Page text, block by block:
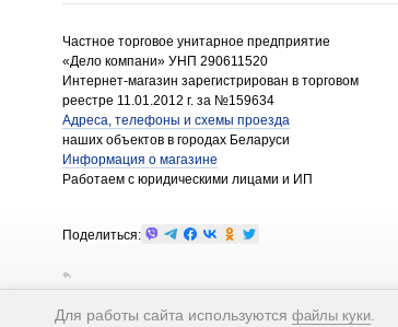
Частное торговое унитарное предприятие
«Дело компани» УНП 290611520
Интернет-магазин зарегистрирован в торговом
реестре 11.01.2012 г. за №159634
Адреса, телефоны и схемы проезда
наших объектов в городах Беларуси
Информация о магазине
Работаем с юридическими лицами и ИП
Поделиться:
Для работы сайта используются файлы куки